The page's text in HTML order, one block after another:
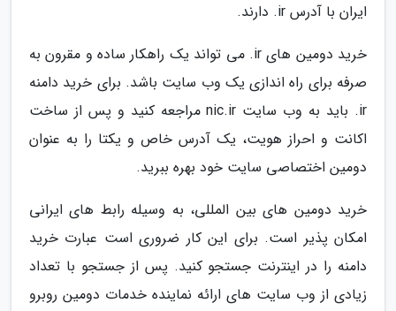
ایران با آدرس ir. دارند.
خرید دومین های ir. می تواند یک راهکار ساده و مقرون به
صرفه برای راه اندازی یک وب سایت باشد. برای خرید دامنه
ir. باید به وب سایت nic.ir مراجعه کنید و پس از ساخت
اکانت و احراز هویت، یک آدرس خاص و یکتا را به عنوان
دومین اختصاصی سایت خود بهره ببرید.
خرید دومین های بین المللی، به وسیله رابط های ایرانی
امکان پذیر است. برای این کار ضروری است عبارت خرید
دامنه را در اینترنت جستجو کنید. پس از جستجو با تعداد
زیادی از وب سایت های ارائه نماینده خدمات دومین روبرو